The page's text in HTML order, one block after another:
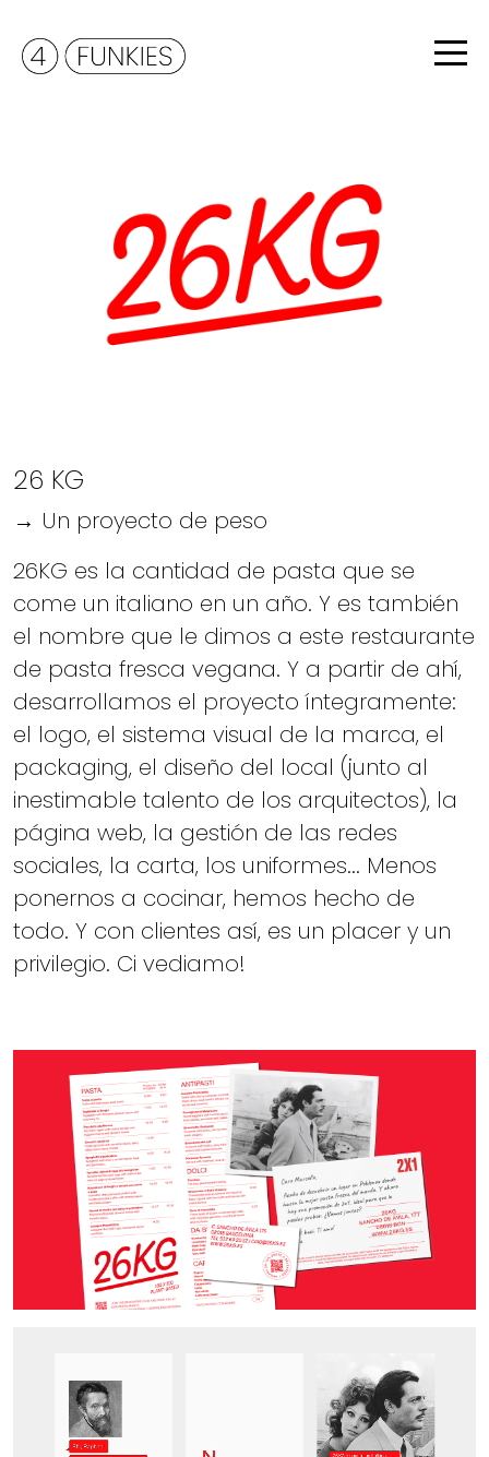
26 KG
→ Un proyecto de peso
26KG es la cantidad de pasta que se
come un italiano en un año. Y es también
el nombre que le dimos a este restaurante
de pasta fresca vegana. Y a partir de ahí,
desarrollamos el proyecto íntegramente:
el logo, el sistema visual de la marca, el
packaging, el diseño del local (junto al
inestimable talento de los arquitectos), la
página web, la gestión de las redes
sociales, la carta, los uniformes... Menos
ponernos a cocinar, hemos hecho de
todo. Y con clientes así, es un placer y un
privilegio. Ci vediamo!